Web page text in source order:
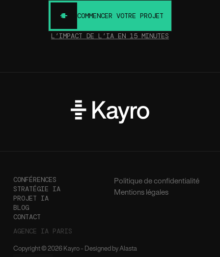
COMMENCER VOTRE PROJET
L’IMPACT DE L’IA EN 15 MINUTES
CONFÉRENCES
STRATÉGIE IA
PROJET IA
BLOG
CONTACT
AGENCE IA PARIS
Politique de confidentialité
Mentions légales
Copyright © 2026 Kayro - Designed by Alasta